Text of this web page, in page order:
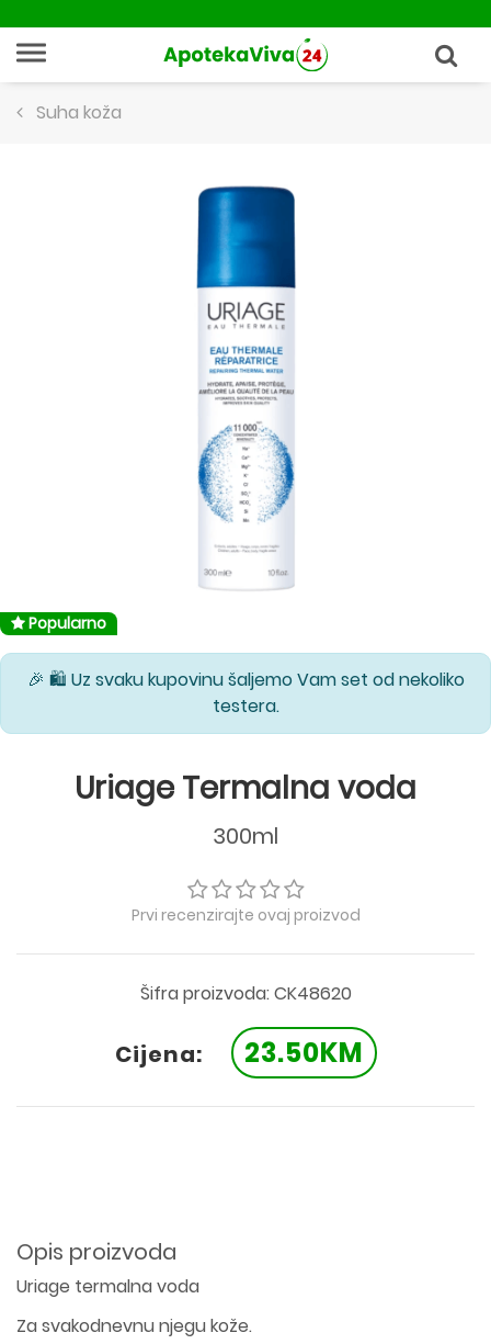
Suha koža
Popularno
🎉 🛍️ Uz svaku kupovinu šaljemo Vam set od nekoliko
testera.
Uriage Termalna voda
300ml
Prvi recenzirajte ovaj proizvod
Šifra proizvoda: CK48620
Cijena: 23.50KM
Opis proizvoda
Uriage termalna voda
Za svakodnevnu njegu kože.